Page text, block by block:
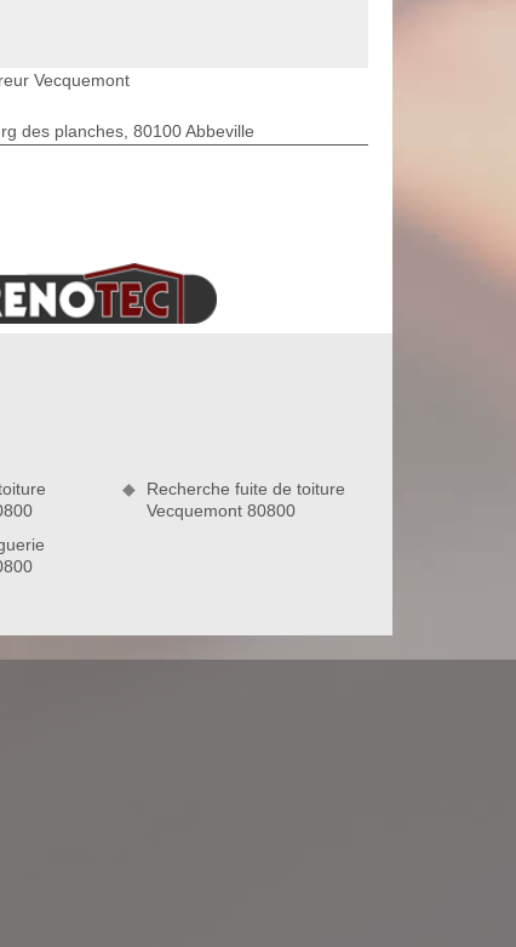
Vecquemont
des planches, 80100 Abbeville
Recherche fuite de toiture
Vecquemont 80800